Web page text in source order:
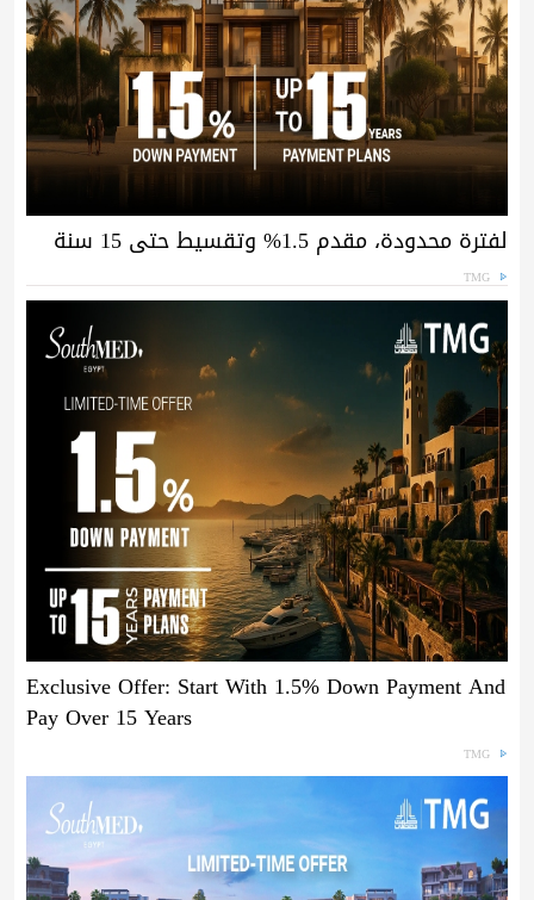
لفترة محدودة، مقدم 1.5% وتقسيط حتى 15 سنة
TMG
Exclusive Offer: Start With 1.5% Down Payment And
Pay Over 15 Years
TMG